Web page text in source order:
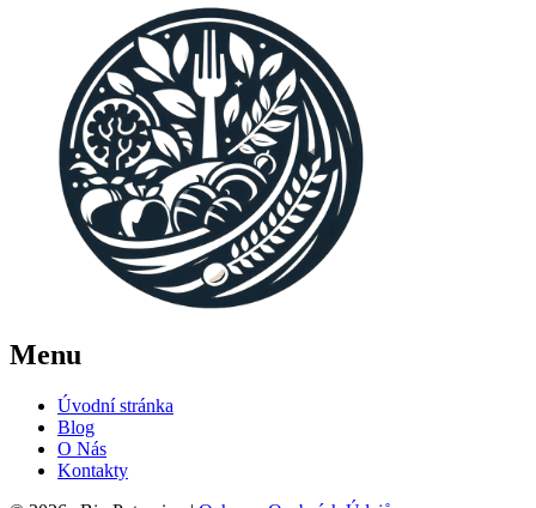
Menu
Úvodní stránka
Blog
O Nás
Kontakty